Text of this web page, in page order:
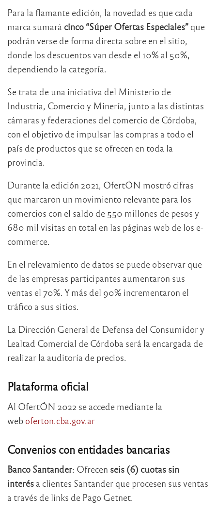
Para la flamante edición, la novedad es que cada
marca sumará cinco “Súper Ofertas Especiales” que
podrán verse de forma directa sobre en el sitio,
donde los descuentos van desde el 10% al 50%,
dependiendo la categoría.
Se trata de una iniciativa del Ministerio de
Industria, Comercio y Minería, junto a las distintas
cámaras y federaciones del comercio de Córdoba,
con el objetivo de impulsar las compras a todo el
país de productos que se ofrecen en toda la
provincia.
Durante la edición 2021, OfertÓN mostró cifras
que marcaron un movimiento relevante para los
comercios con el saldo de 550 millones de pesos y
680 mil visitas en total en las páginas web de los e-
commerce.
En el relevamiento de datos se puede observar que
de las empresas participantes aumentaron sus
ventas el 70%. Y más del 90% incrementaron el
tráfico a sus sitios.
La Dirección General de Defensa del Consumidor y
Lealtad Comercial de Córdoba será la encargada de
realizar la auditoría de precios.
Plataforma oficial
Al OfertÓN 2022 se accede mediante la
web oferton.cba.gov.ar
Convenios con entidades bancarias
Banco Santander: Ofrecen seis (6) cuotas sin
interés a clientes Santander que procesen sus ventas
a través de links de Pago Getnet.